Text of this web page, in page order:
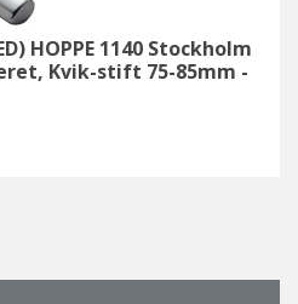
HOPPE 1140 Stockholm
Kvik-stift 75-85mm -